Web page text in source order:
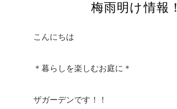
梅雨明け情報！
こんにちは
＊暮らしを楽しむお庭に＊
ザガーデンです！！